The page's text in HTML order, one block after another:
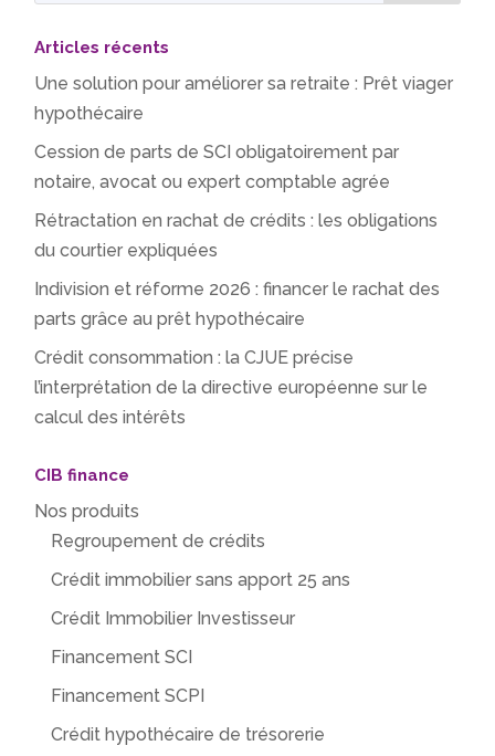
Articles récents
Une solution pour améliorer sa retraite : Prêt viager
hypothécaire
Cession de parts de SCI obligatoirement par
notaire, avocat ou expert comptable agrée
Rétractation en rachat de crédits : les obligations
du courtier expliquées
Indivision et réforme 2026 : financer le rachat des
parts grâce au prêt hypothécaire
Crédit consommation : la CJUE précise
l’interprétation de la directive européenne sur le
calcul des intérêts
CIB finance
Nos produits
Regroupement de crédits
Crédit immobilier sans apport 25 ans
Crédit Immobilier Investisseur
Financement SCI
Financement SCPI
Crédit hypothécaire de trésorerie